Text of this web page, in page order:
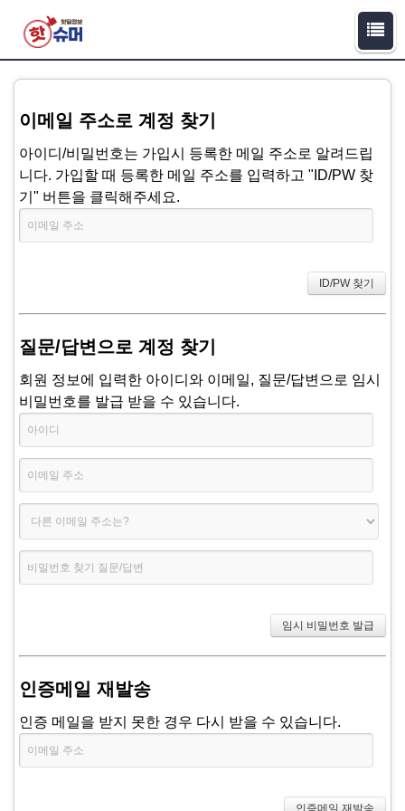
이메일 주소로 계정 찾기
아이디/비밀번호는 가입시 등록한 메일 주소로 알려드립
니다. 가입할 때 등록한 메일 주소를 입력하고 "ID/PW 찾
기" 버튼을 클릭해주세요.
질문/답변으로 계정 찾기
회원 정보에 입력한 아이디와 이메일, 질문/답변으로 임시
비밀번호를 발급 받을 수 있습니다.
인증메일 재발송
인증 메일을 받지 못한 경우 다시 받을 수 있습니다.